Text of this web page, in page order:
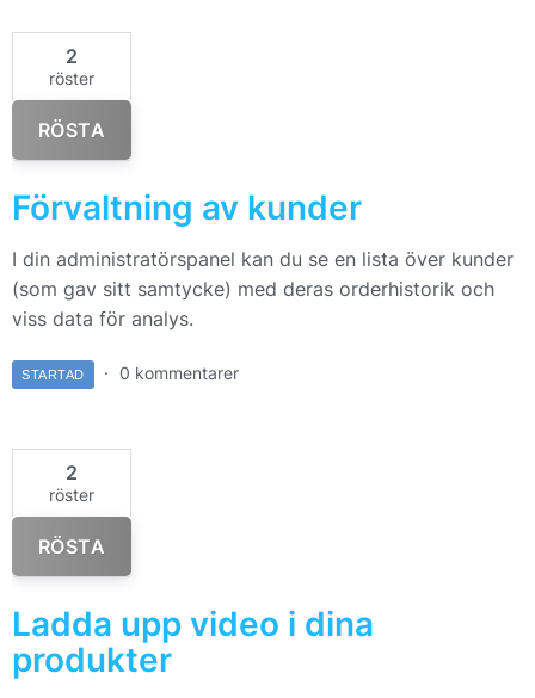
2
röster
RÖSTA
Förvaltning av kunder
I din administratörspanel kan du se en lista över kunder
(som gav sitt samtycke) med deras orderhistorik och
viss data för analys.
STARTAD 0 kommentarer
2
röster
RÖSTA
Ladda upp video i dina
produkter